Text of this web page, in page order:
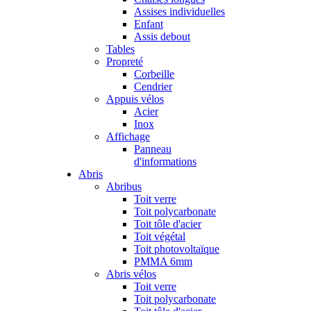
Assises individuelles
Enfant
Assis debout
Tables
Propreté
Corbeille
Cendrier
Appuis vélos
Acier
Inox
Affichage
Panneau
d'informations
Abris
Abribus
Toit verre
Toit polycarbonate
Toit tôle d'acier
Toit végétal
Toit photovoltaïque
PMMA 6mm
Abris vélos
Toit verre
Toit polycarbonate